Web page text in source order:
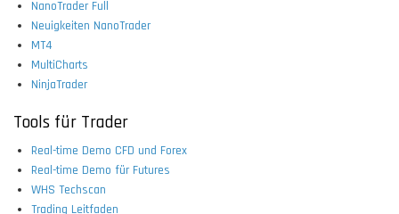
NanoTrader Full
Neuigkeiten NanoTrader
MT4
MultiCharts
NinjaTrader
Tools für Trader
Real-time Demo CFD und Forex
Real-time Demo für Futures
WHS Techscan
Trading Leitfaden